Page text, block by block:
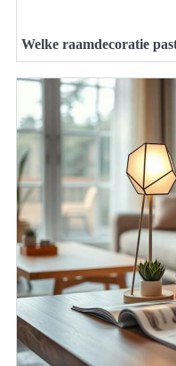
Welke raamdecoratie